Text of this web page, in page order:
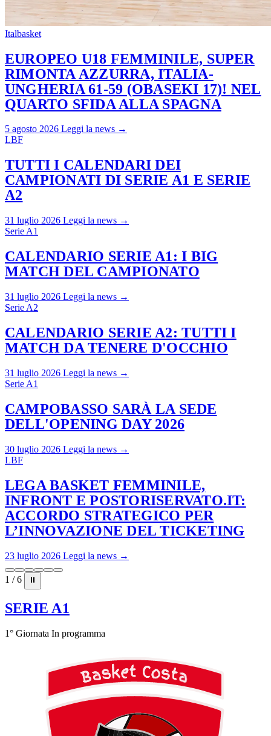
Italbasket
EUROPEO U18 FEMMINILE, SUPER
RIMONTA AZZURRA, ITALIA-
UNGHERIA 61-59 (OBASEKI 17)! NEL
QUARTO SFIDA ALLA SPAGNA
5 agosto 2026 Leggi la news →
LBF
TUTTI I CALENDARI DEI
CAMPIONATI DI SERIE A1 E SERIE
A2
31 luglio 2026 Leggi la news →
Serie A1
CALENDARIO SERIE A1: I BIG
MATCH DEL CAMPIONATO
31 luglio 2026 Leggi la news →
Serie A2
CALENDARIO SERIE A2: TUTTI I
MATCH DA TENERE D'OCCHIO
31 luglio 2026 Leggi la news →
Serie A1
CAMPOBASSO SARÀ LA SEDE
DELL'OPENING DAY 2026
30 luglio 2026 Leggi la news →
LBF
LEGA BASKET FEMMINILE,
INFRONT E POSTORISERVATO.IT:
ACCORDO STRATEGICO PER
L’INNOVAZIONE DEL TICKETING
23 luglio 2026 Leggi la news →
1 / 6 ⏸
SERIE A1
1° Giornata In programma